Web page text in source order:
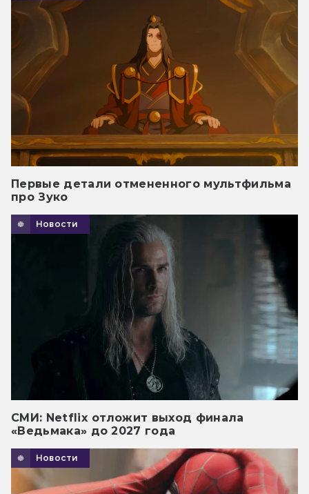
Первые детали отмененного мультфильма
про Зуко
Новости
СМИ: Netflix отложит выход финала
«Ведьмака» до 2027 года
Новости